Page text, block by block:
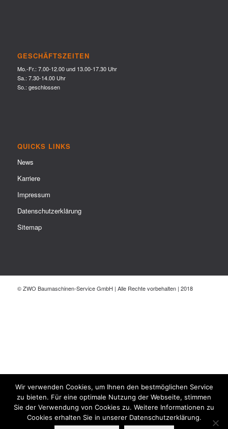
GESCHÄFTSZEITEN
Mo.-Fr.: 7.00-12.00 und 13.00-17.30 Uhr
Sa.: 7.30-14.00 Uhr
So.: geschlossen
QUICKS LINKS
News
Karriere
Impressum
Datenschutzerklärung
Sitemap
© ZWO Baumaschinen-Service GmbH | Alle Rechte vorbehalten | 2018
Wir verwenden Cookies, um Ihnen den bestmöglichen Service
zu bieten. Für eine optimale Nutzung der Webseite, stimmen
Sie der Verwendung von Cookies zu. Weitere Informationen zu
Cookies erhalten Sie in unserer Datenschutzerklärung.